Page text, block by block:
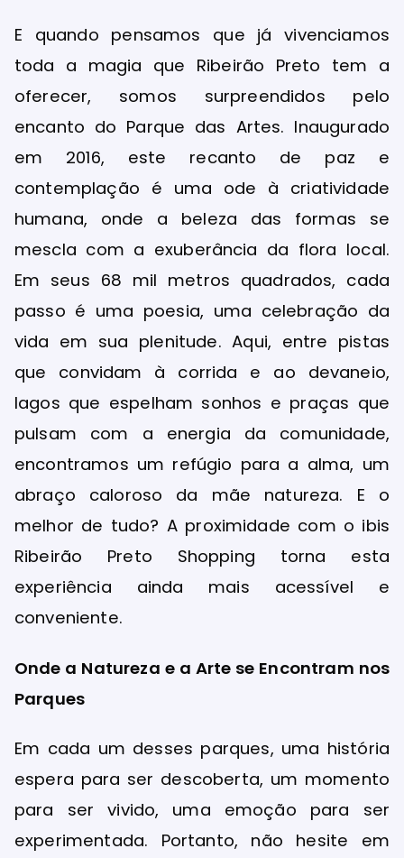
E quando pensamos que já vivenciamos
toda a magia que Ribeirão Preto tem a
oferecer, somos surpreendidos pelo
encanto do Parque das Artes. Inaugurado
em 2016, este recanto de paz e
contemplação é uma ode à criatividade
humana, onde a beleza das formas se
mescla com a exuberância da flora local.
Em seus 68 mil metros quadrados, cada
passo é uma poesia, uma celebração da
vida em sua plenitude. Aqui, entre pistas
que convidam à corrida e ao devaneio,
lagos que espelham sonhos e praças que
pulsam com a energia da comunidade,
encontramos um refúgio para a alma, um
abraço caloroso da mãe natureza. E o
melhor de tudo? A proximidade com o ibis
Ribeirão Preto Shopping torna esta
experiência ainda mais acessível e
conveniente.
Onde a Natureza e a Arte se Encontram nos
Parques
Em cada um desses parques, uma história
espera para ser descoberta, um momento
para ser vivido, uma emoção para ser
experimentada. Portanto, não hesite em